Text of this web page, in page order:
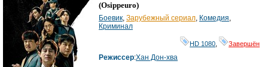
(Osippeuro)
Боевик, Зарубежный сериал, Комедия,
Криминал
HD 1080 Завершён
Режиссер:Хан Дон-хва